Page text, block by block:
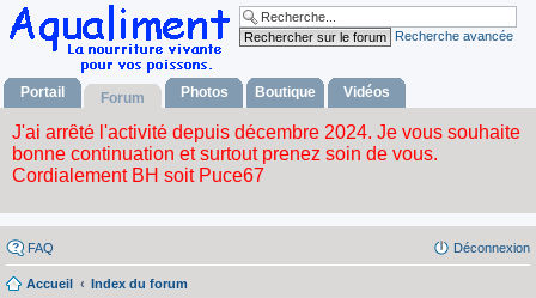
Recherche avancée
Portail Forum Photos Boutique Vidéos
FAQ Déconnexion
Accueil Index du forum